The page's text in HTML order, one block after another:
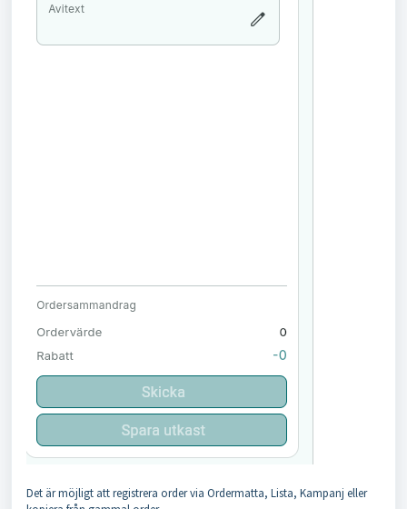
Det är möjligt att registrera order via Ordermatta, Lista, Kampanj eller